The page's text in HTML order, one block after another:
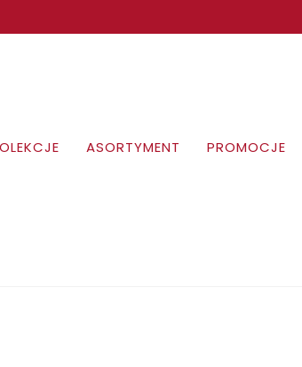
ASORTYMENT PROMOCJE